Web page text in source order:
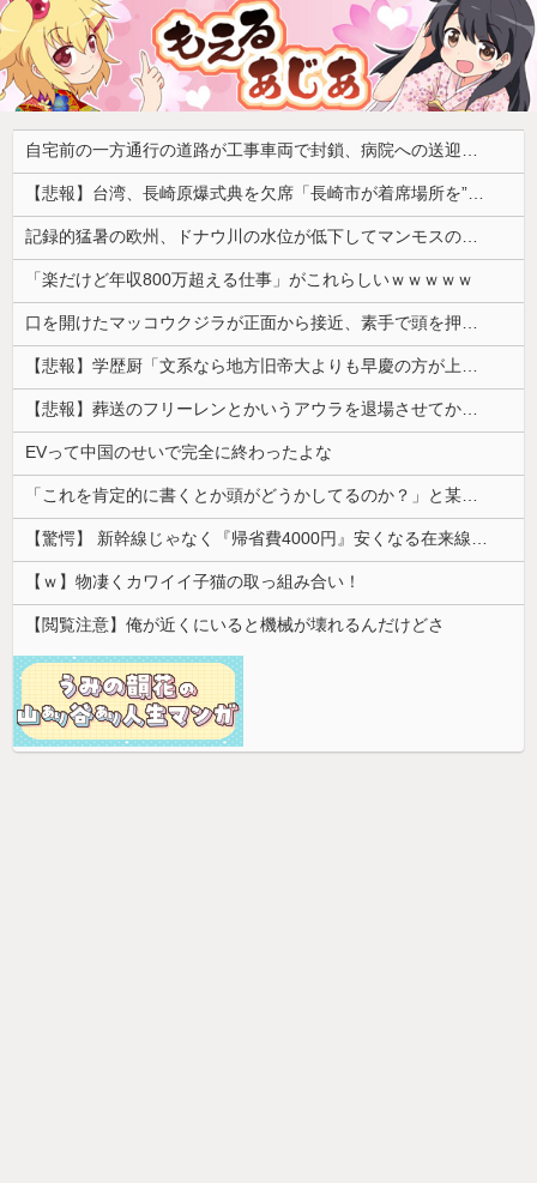
自宅前の一方通行の道路が工事車両で封鎖、病院への送迎のために車をどかして欲しいと作業スタッフに頼むと……
【悲報】台湾、長崎原爆式典を欠席「長崎市が着席場所を”外交団エリア外にあえて配置”した！」 → ﾈｯﾄ「核を持つ中国に屈指した！」「失礼すぎ」「台湾は筋通した！」ｗｗｗｗｗ
記録的猛暑の欧州、ドナウ川の水位が低下してマンモスの骨や沈没したドイツ軍の戦艦が出現
「楽だけど年収800万超える仕事」がこれらしいｗｗｗｗｗ
口を開けたマッコウクジラが正面から接近、素手で頭を押し返すダイバー「まだ子どもで、変な魚が何なのか確かめてるだけ」【海外の反応】
【悲報】学歴厨「文系なら地方旧帝大よりも早慶の方が上！」←これｗｗｗｗ
【悲報】葬送のフリーレンとかいうアウラを退場させてから駄作になった作品ｗｗｗｗｗ
EVって中国のせいで完全に終わったよな
「これを肯定的に書くとか頭がどうかしてるのか？」と某メディアの焚書称賛記事にツッコミ殺到、自分で本屋を作るとかそういう話かと思ったら……
【驚愕】 新幹線じゃなく『帰省費4000円』安くなる在来線で帰省した結果ｗｗｗｗｗ
【ｗ】物凄くカワイイ子猫の取っ組み合い！
【閲覧注意】俺が近くにいると機械が壊れるんだけどさ